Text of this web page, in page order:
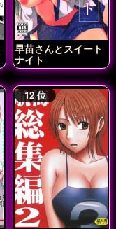
早苗さんとスイート
ナイト